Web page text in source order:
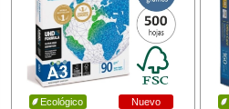
Ecológico Nuevo